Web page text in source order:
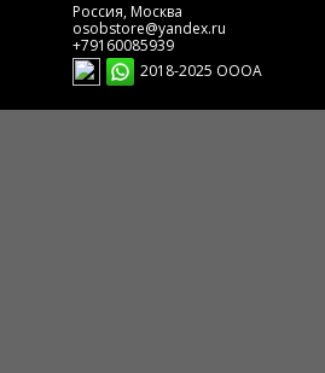
Россия, Москва
osobstore@yandex.ru
+79160085939
2018-2025 ОООА